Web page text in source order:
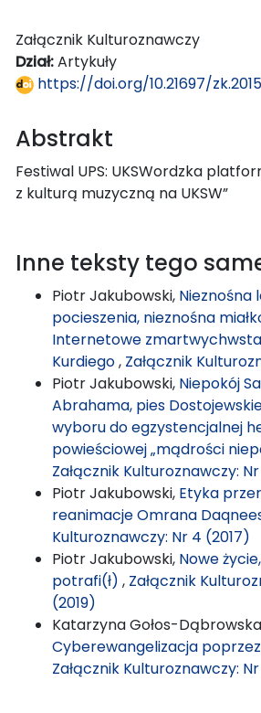
Załącznik Kulturoznawczy
Dział:Artykuły
https://doi.org/10.21697/
Abstrakt
Festiwal UPS: UKSWordzka
z kulturą muzyczną na UKSW”
Inne teksty tego
Piotr Jakubowski, Nieznośna
pocieszenia, nieznośna
Internetowe
Kurdiego, Załącznik
Piotr Jakubowski, Niepokój
Abrahama, pies
wyboru do egzystencjalnej
powieściowej „mądrości
Załącznik Kulturoznawczy: Nr
Piotr Jakubowski, Etyka
reanimacje Omrana
Kulturoznawczy: Nr 4 (2017)
Piotr Jakubowski, Nowe
potrafi(ł) , Załącznik
(2019)
Katarzyna Gołos-
Cyberewangelizacja
Załącznik Kulturoznawczy: